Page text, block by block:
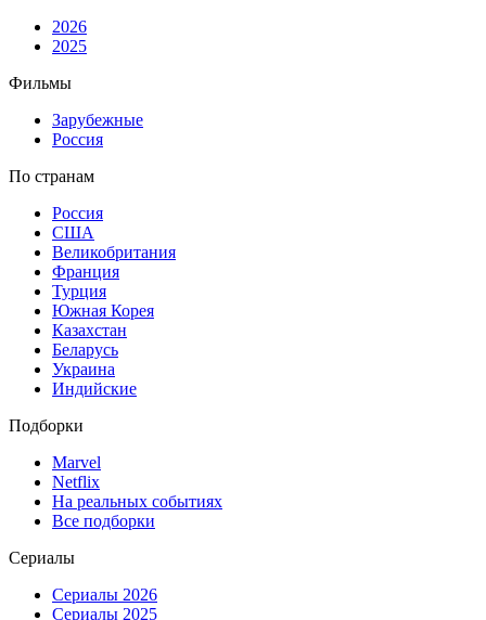
2026
2025
Фильмы
Зарубежные
Россия
По странам
Россия
США
Великобритания
Франция
Турция
Южная Корея
Казахстан
Беларусь
Украина
Индийские
Подборки
Marvel
Netflix
На реальных событиях
Все подборки
Сериалы
Сериалы 2026
Сериалы 2025